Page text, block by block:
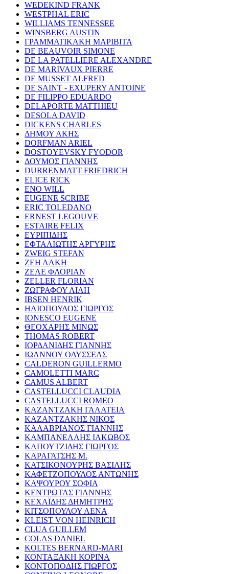
WEDEKIND FRANK
WESTPHAL ERIC
WILLIAMS TENNESSEE
WINSBERG AUSTIN
ΓΡΑΜΜΑΤΙΚΑΚΗ ΜΑΡΙΒΙΤΑ
DE BEAUVOIR SIMONE
DE LA PATELLIERE ALEXANDRE
DE MARIVAUX PIERRE
DE MUSSET ALFRED
DE SAINT - EXUPERY ANTOINE
DE FILIPPO EDUARDO
DELAPORTE MATTHIEU
DESOLA DAVID
DICKENS CHARLES
ΔΗΜΟΥ ΑΚΗΣ
DORFMAN ARIEL
DOSTOYEVSKY FYODOR
ΔΟΥΜΟΣ ΓΙΑΝΝΗΣ
DURRENMATT FRIEDRICH
ELICE RICK
ENO WILL
EUGENE SCRIBE
ERIC TOLEDANO
ERNEST LEGOUVE
ESTAIRE FELIX
ΕΥΡΙΠΙΔΗΣ
ΕΦΤΑΛΙΩΤΗΣ ΑΡΓΥΡΗΣ
ZWEIG STEFAN
ΖΕΗ ΑΛΚΗ
ΖΕΛΕ ΦΛΟΡΙΑΝ
ZELLER FLORIAN
ΖΩΓΡΑΦΟΥ ΛΙΛΗ
IBSEN HENRIK
ΗΛΙΟΠΟΥΛΟΣ ΓΙΩΡΓΟΣ
IONESCO EUGENE
ΘΕΟΧΑΡΗΣ ΜΙΝΩΣ
THOMAS ROBERT
ΙΟΡΔΑΝΙΔΗΣ ΓΙΑΝΝΗΣ
ΙΩΑΝΝΟΥ ΟΔΥΣΣΕΑΣ
CALDERON GUILLERMO
CAMOLETTI MARC
CAMUS ALBERT
CASTELLUCCI CLAUDIA
CASTELLUCCI ROMEO
ΚΑΖΑΝΤΖΑΚΗ ΓΑΛΑΤΕΙΑ
ΚΑΖΑΝΤΖΑΚΗΣ ΝΙΚΟΣ
ΚΑΛΑΒΡΙΑΝΟΣ ΓΙΑΝΝΗΣ
ΚΑΜΠΑΝΕΛΛΗΣ ΙΑΚΩΒΟΣ
ΚΑΠΟΥΤΖΙΔΗΣ ΓΙΩΡΓΟΣ
ΚΑΡΑΓΑΤΣΗΣ Μ.
ΚΑΤΣΙΚΟΝΟΥΡΗΣ ΒΑΣΙΛΗΣ
ΚΑΦΕΤΖΟΠΟΥΛΟΣ ΑΝΤΩΝΗΣ
ΚΑΨΟΥΡΟΥ ΣΟΦΙΑ
ΚΕΝΤΡΩΤΑΣ ΓΙΑΝΝΗΣ
ΚΕΧΑΪΔΗΣ ΔΗΜΗΤΡΗΣ
ΚΙΤΣΟΠΟΥΛΟΥ ΛΕΝΑ
KLEIST VON HEINRICH
CLUA GUILLEM
COLAS DANIEL
KOLTES BERNARD-MARI
ΚΟΝΤΑΞΑΚΗ ΚΟΡΙΝΑ
ΚΟΝΤΟΠΟΔΗΣ ΓΙΩΡΓΟΣ